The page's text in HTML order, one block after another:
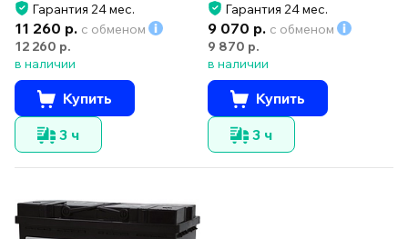
Гарантия 24 мес.
11 260 р. с обменом
12 260 р.
в наличии
Купить
3 ч
Гарантия 24 мес.
9 070 р. с обменом
9 870 р.
в наличии
Купить
3 ч